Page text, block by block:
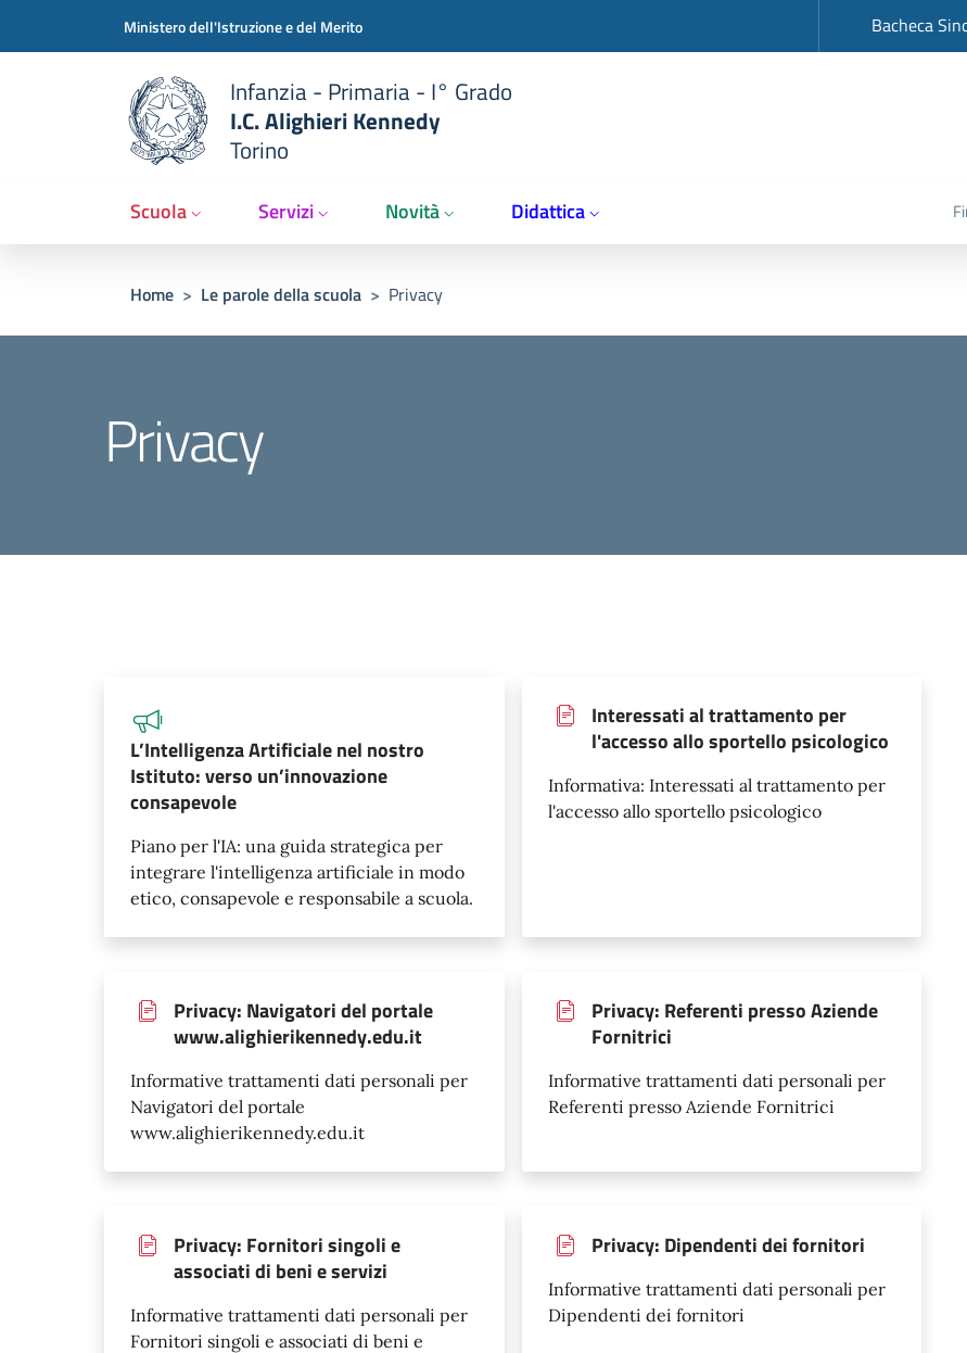
Ministero dell'Istruzione e del MeritoSlim top Bacheca
Infanzia - Primaria - I° Grado
I.C. Alighieri Kennedy
Torino
Scuola Servizi Novità Didattica
Briciole di pane
Home > Le parole della scuola > Privacy
Privacy
L’Intelligenza Artificiale nel nostro
Istituto: verso un’innovazione
consapevole
Piano per l'IA: una guida strategica per
integrare l'intelligenza artificiale in modo
etico, consapevole e responsabile a scuola.
Interessati al trattamento per
l'accesso allo sportello psicologico
Informativa: Interessati al trattamento per
l'accesso allo sportello psicologico
Privacy: Navigatori del portale
www.alighierikennedy.edu.it
Informative trattamenti dati personali per
Navigatori del portale
www.alighierikennedy.edu.it
Privacy: Referenti presso Aziende
Fornitrici
Informative trattamenti dati personali per
Referenti presso Aziende Fornitrici
Privacy: Fornitori singoli e
associati di beni e servizi
Informative trattamenti dati personali per
Fornitori singoli e associati di beni e
Privacy: Dipendenti dei fornitori
Informative trattamenti dati personali per
Dipendenti dei fornitori